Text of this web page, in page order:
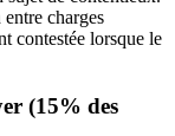
charges
contestée lorsque le
(15% des